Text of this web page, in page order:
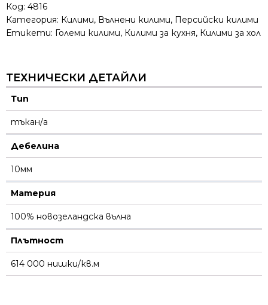
Код: 4816
Категория: Килими, Вълнени килими, Персийски килими
Етикети: Големи килими, Килими за кухня, Килими за хол
ТЕХНИЧЕСКИ ДЕТАЙЛИ
Тип
тъкан/а
Дебелина
10мм
Материя
100% новозеландска вълна
Плътност
614 000 нишки/кв.м